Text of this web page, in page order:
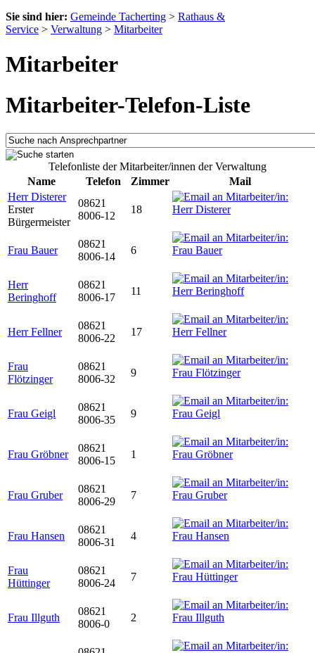
Sie sind hier: Gemeinde Tacherting > Rathaus &
Service > Verwaltung > Mitarbeiter
Mitarbeiter
Mitarbeiter-Telefon-Liste
Telefonliste der Mitarbeiter/innen der Verwaltung
Name
Telefon Zimmer
Mail
Herr Disterer
Erster
Bürgermeister
08621
8006-12
18
Frau Bauer
08621
8006-14
6
Herr
Beringhoff
08621
8006-17
11
Herr Fellner
08621
8006-22
17
Frau
Flötzinger
08621
8006-32
9
Frau Geigl
08621
8006-35
9
Frau Gröbner
08621
8006-15
1
Frau Gruber
08621
8006-29
7
Frau Hansen
08621
8006-31
4
Frau
Hüttinger
08621
8006-24
7
Frau Illguth
08621
8006-0
2